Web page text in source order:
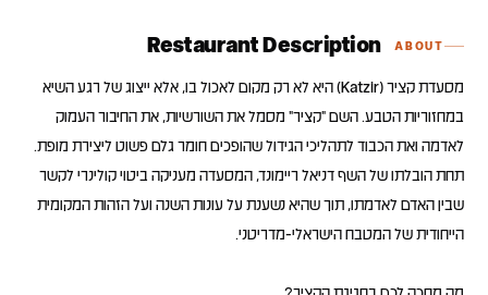
ABOUT
Restaurant Description
מסעדת קציר (Katzir) היא לא רק מקום לאכול בו, אלא ייצוג של רגע השיא
במחזוריות הטבע. השם "קציר" מסמל את השורשיות, את החיבור העמוק
לאדמה ואת הכבוד לתהליכי הגידול שהופכים חומר גלם פשוט ליצירת מופת.
תחת הובלתו של השף דניאל ריימונד, המסעדה מעניקה ביטוי קולינרי לקשר
שבין האדם לאדמתו, תוך שהיא נשענת על עונות השנה ועל הזהות המקומית